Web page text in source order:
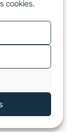
cookies.